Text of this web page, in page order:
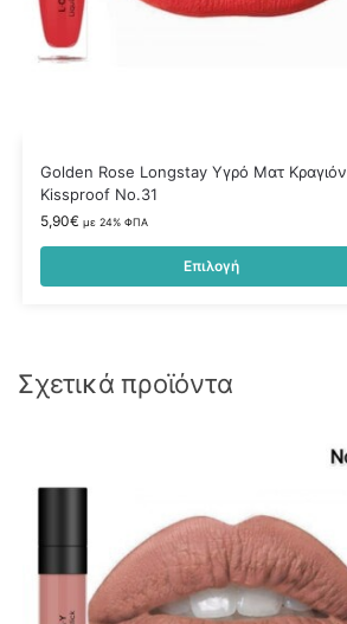
Golden Rose Longstay Υγρό Ματ Κραγιόν
Kissproof No.31
5,90€ με 24% ΦΠΑ
Επιλογή
Σχετικά προϊόντα